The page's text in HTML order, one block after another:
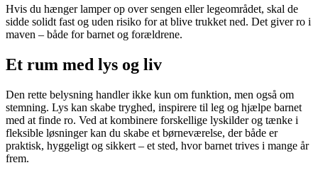
Hvis du hænger lamper op over sengen eller legeområdet, skal de
sidde solidt fast og uden risiko for at blive trukket ned. Det giver ro i
maven – både for barnet og forældrene.
Et rum med lys og liv
Den rette belysning handler ikke kun om funktion, men også om
stemning. Lys kan skabe tryghed, inspirere til leg og hjælpe barnet
med at finde ro. Ved at kombinere forskellige lyskilder og tænke i
fleksible løsninger kan du skabe et børneværelse, der både er
praktisk, hyggeligt og sikkert – et sted, hvor barnet trives i mange år
frem.